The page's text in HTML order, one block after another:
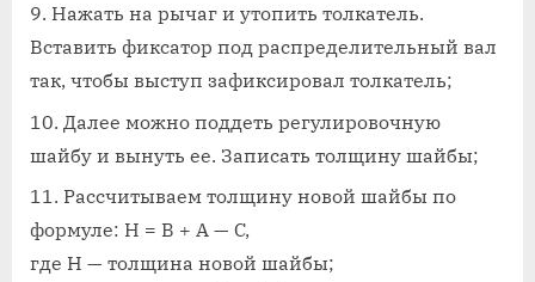
Нажать на рычаг и утопить толкатель.
Вставить фиксатор под распределительный вал
так, чтобы выступ зафиксировал толкатель;
Далее можно поддеть регулировочную
шайбу и вынуть ее. Записать толщину шайбы;
Рассчитываем толщину новой шайбы по
формуле: H = B + A — C,
где H — толщина новой шайбы;